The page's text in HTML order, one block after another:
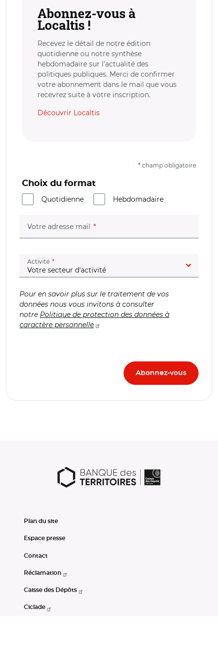
Abonnez-vous à
Localtis !
Recevez le détail de notre édition
quotidienne ou notre synthèse
hebdomadaire sur l’actualité des
politiques publiques. Merci de confirmer
votre abonnement dans le mail que vous
recevrez suite à votre inscription.
Découvrir Localtis
* champ obligatoire
Choix du format
Quotidienne
Hebdomadaire
Votre adresse mail (champ obligatoire)
Activité (champ obligatoire)
Pour en savoir plus sur le traitement de vos
données nous vous invitons à consulter
notre Politique de protection des données à
caractère personnelle
Plan du site
Espace presse
Contact
Réclamation
Caisse des Dépôts
Ciclade